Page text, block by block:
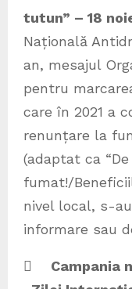
tutun” – 18
Națională
an, mesajul
pentru
care în 2021 a
renunțare la
(adaptat ca
fumat!/
nivel local, s-
informare sau
 Campania